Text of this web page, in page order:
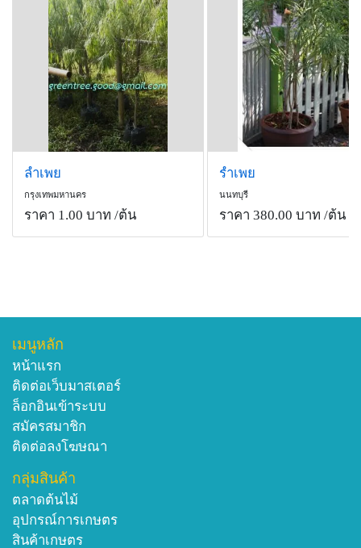
ลำเพย
กรุงเทพมหานคร
ราคา 1.00 บาท /ต้น
รำเพย
นนทบุรี
ราคา 380.00 บาท /ต้น
เมนูหลัก
หน้าแรก
ติดต่อเว็บมาสเตอร์
ล็อกอินเข้าระบบ
สมัครสมาชิก
ติดต่อลงโฆษณา
กลุ่มสินค้า
ตลาดต้นไม้
อุปกรณ์การเกษตร
สินค้าเกษตร